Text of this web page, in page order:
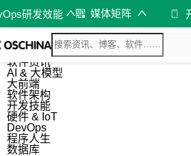
研发效能 媒体矩阵
综合
开源资讯
软件资讯
AI & 大模型
大前端
软件架构
开发技能
硬件 & IoT
DevOps
程序人生
数据库